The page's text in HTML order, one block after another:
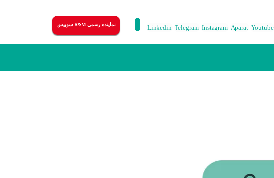
نماینده رسمی R&M سوییس Linkedin Telegram Instagram Aparat Youtube